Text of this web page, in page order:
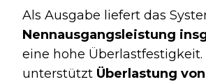
Als Ausgabe liefert das
Nennausgangsleistung
eine hohe Überlastfestigkeit.
unterstützt Überlastung